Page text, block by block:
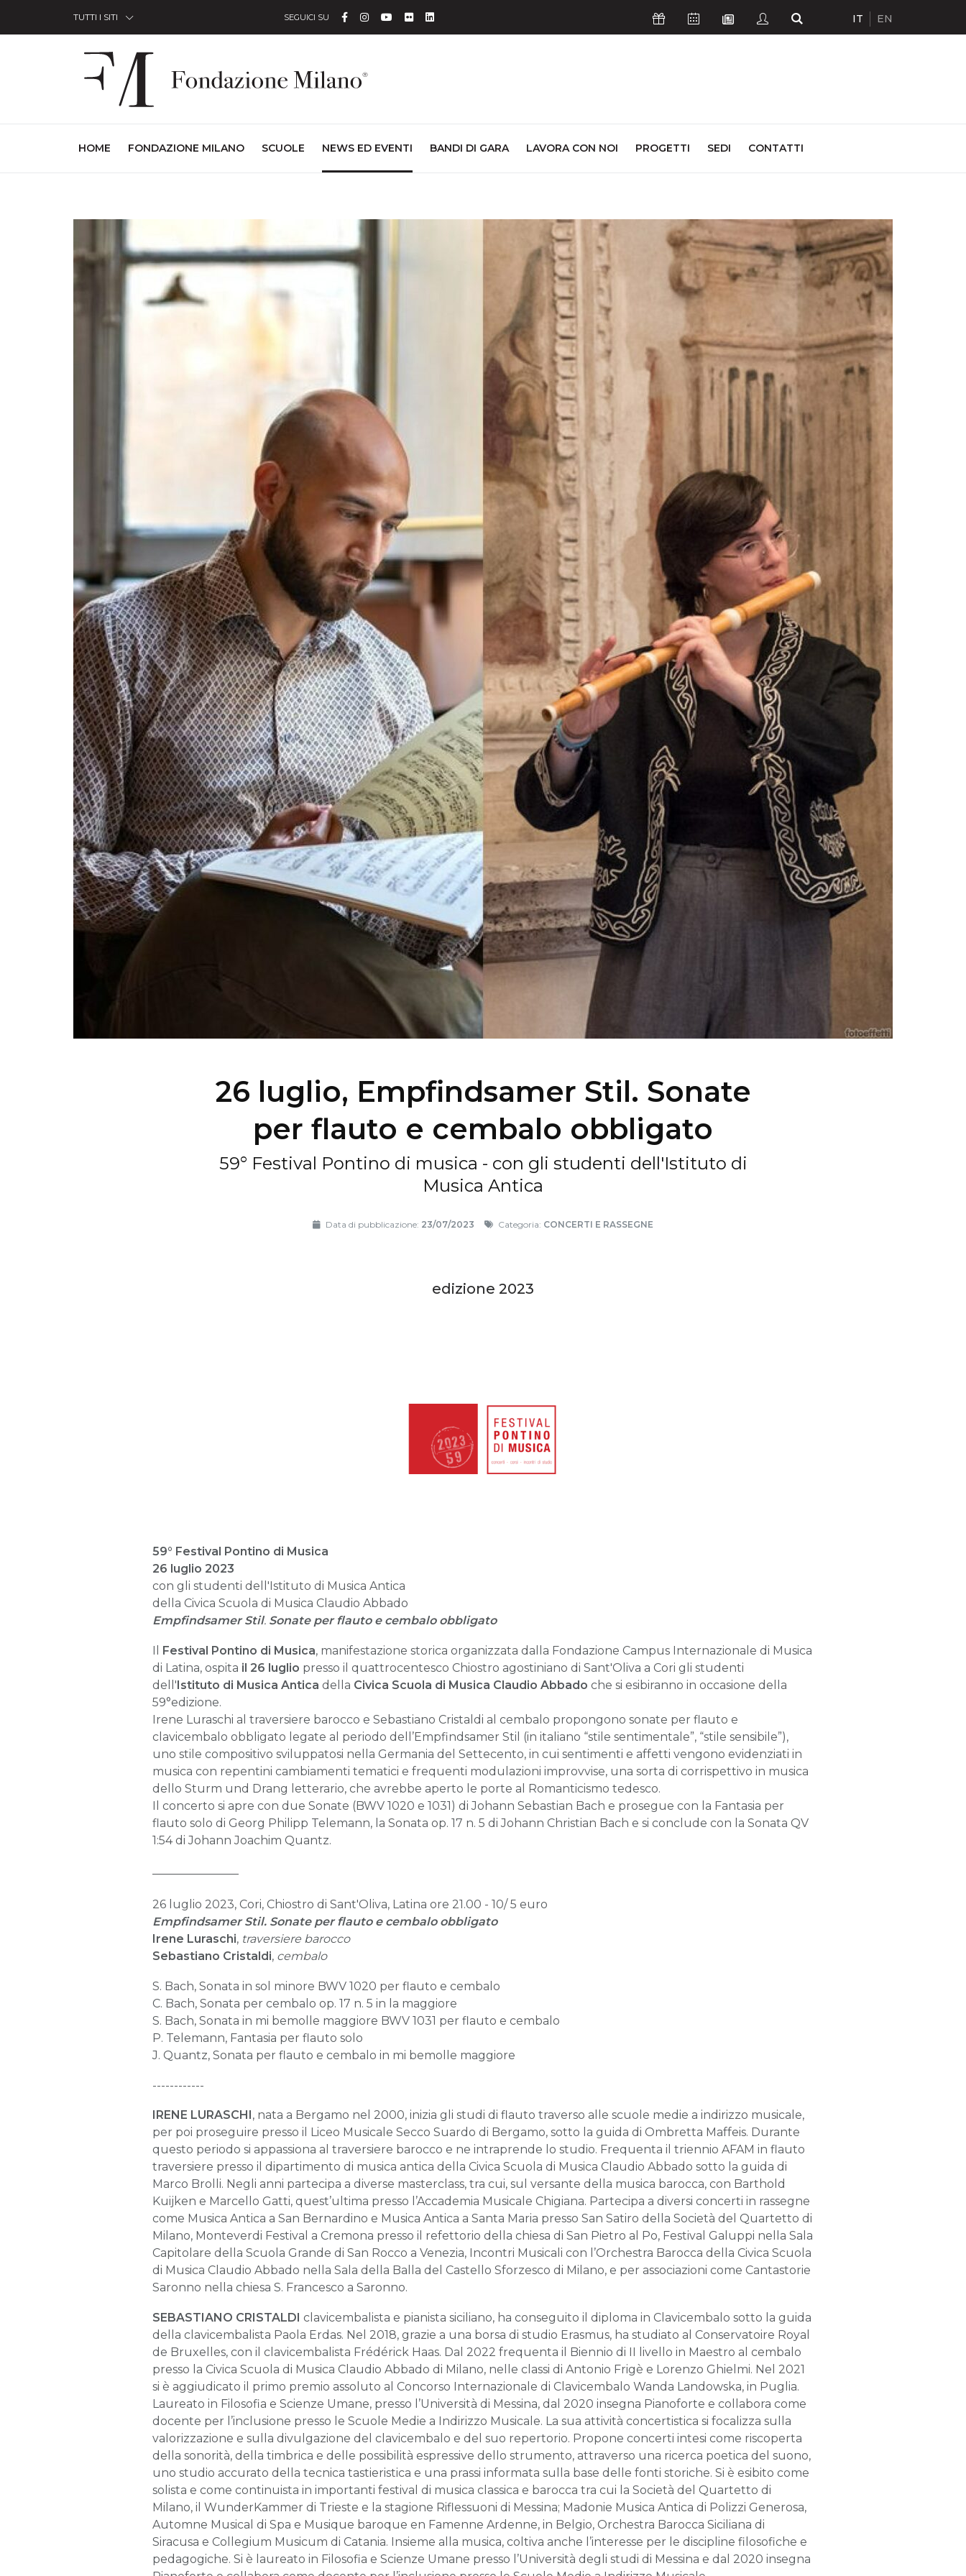
TUTTI I SITI SEGUICI SU Facebook
Instagram
YouTube
FlickrLinkedin Icona SostieniciIcona Calendario Eventi
Icona Newsletter
Icona StudentiIcona Cerca
IT EN
HOME (CURRENT)
FONDAZIONE MILANO SCUOLE NEWS ED EVENTI BANDI DI GARA LAVORA CON NOI PROGETTI SEDI CONTATTI
26 luglio, Empfindsamer Stil. Sonate
per flauto e cembalo obbligato
59° Festival Pontino di musica - con gli studenti dell'Istituto di
Musica Antica
Data di pubblicazione: 23/07/2023 Categoria: CONCERTI E RASSEGNE
edizione 2023
59° Festival Pontino di Musica
26 luglio 2023
con gli studenti dell'Istituto di Musica Antica
della Civica Scuola di Musica Claudio Abbado
Empfindsamer Stil. Sonate per flauto e cembalo obbligato
Il Festival Pontino di Musica, manifestazione storica organizzata dalla Fondazione Campus Internazionale di Musica
di Latina, ospita il 26 luglio presso il quattrocentesco Chiostro agostiniano di Sant'Oliva a Cori gli studenti
dell'Istituto di Musica Antica della Civica Scuola di Musica Claudio Abbado che si esibiranno in occasione della
59°edizione.
Irene Luraschi al traversiere barocco e Sebastiano Cristaldi al cembalo propongono sonate per flauto e
clavicembalo obbligato legate al periodo dell’Empfindsamer Stil (in italiano “stile sentimentale”, “stile sensibile”),
uno stile compositivo sviluppatosi nella Germania del Settecento, in cui sentimenti e affetti vengono evidenziati in
musica con repentini cambiamenti tematici e frequenti modulazioni improvvise, una sorta di corrispettivo in musica
dello Sturm und Drang letterario, che avrebbe aperto le porte al Romanticismo tedesco.
Il concerto si apre con due Sonate (BWV 1020 e 1031) di Johann Sebastian Bach e prosegue con la Fantasia per
flauto solo di Georg Philipp Telemann, la Sonata op. 17 n. 5 di Johann Christian Bach e si conclude con la Sonata QV
1:54 di Johann Joachim Quantz.
26 luglio 2023, Cori, Chiostro di Sant'Oliva, Latina ore 21.00 - 10/ 5 euro
Empfindsamer Stil. Sonate per flauto e cembalo obbligato
Irene Luraschi, traversiere barocco
Sebastiano Cristaldi, cembalo
S. Bach, Sonata in sol minore BWV 1020 per flauto e cembalo
C. Bach, Sonata per cembalo op. 17 n. 5 in la maggiore
S. Bach, Sonata in mi bemolle maggiore BWV 1031 per flauto e cembalo
P. Telemann, Fantasia per flauto solo
J. Quantz, Sonata per flauto e cembalo in mi bemolle maggiore
------------
IRENE LURASCHI, nata a Bergamo nel 2000, inizia gli studi di flauto traverso alle scuole medie a indirizzo musicale,
per poi proseguire presso il Liceo Musicale Secco Suardo di Bergamo, sotto la guida di Ombretta Maffeis. Durante
questo periodo si appassiona al traversiere barocco e ne intraprende lo studio. Frequenta il triennio AFAM in flauto
traversiere presso il dipartimento di musica antica della Civica Scuola di Musica Claudio Abbado sotto la guida di
Marco Brolli. Negli anni partecipa a diverse masterclass, tra cui, sul versante della musica barocca, con Barthold
Kuijken e Marcello Gatti, quest’ultima presso l’Accademia Musicale Chigiana. Partecipa a diversi concerti in rassegne
come Musica Antica a San Bernardino e Musica Antica a Santa Maria presso San Satiro della Società del Quartetto di
Milano, Monteverdi Festival a Cremona presso il refettorio della chiesa di San Pietro al Po, Festival Galuppi nella Sala
Capitolare della Scuola Grande di San Rocco a Venezia, Incontri Musicali con l’Orchestra Barocca della Civica Scuola
di Musica Claudio Abbado nella Sala della Balla del Castello Sforzesco di Milano, e per associazioni come Cantastorie
Saronno nella chiesa S. Francesco a Saronno.
SEBASTIANO CRISTALDI clavicembalista e pianista siciliano, ha conseguito il diploma in Clavicembalo sotto la guida
della clavicembalista Paola Erdas. Nel 2018, grazie a una borsa di studio Erasmus, ha studiato al Conservatoire Royal
de Bruxelles, con il clavicembalista Frédérick Haas. Dal 2022 frequenta il Biennio di II livello in Maestro al cembalo
presso la Civica Scuola di Musica Claudio Abbado di Milano, nelle classi di Antonio Frigè e Lorenzo Ghielmi. Nel 2021
si è aggiudicato il primo premio assoluto al Concorso Internazionale di Clavicembalo Wanda Landowska, in Puglia.
Laureato in Filosofia e Scienze Umane, presso l’Università di Messina, dal 2020 insegna Pianoforte e collabora come
docente per l’inclusione presso le Scuole Medie a Indirizzo Musicale. La sua attività concertistica si focalizza sulla
valorizzazione e sulla divulgazione del clavicembalo e del suo repertorio. Propone concerti intesi come riscoperta
della sonorità, della timbrica e delle possibilità espressive dello strumento, attraverso una ricerca poetica del suono,
uno studio accurato della tecnica tastieristica e una prassi informata sulla base delle fonti storiche. Si è esibito come
solista e come continuista in importanti festival di musica classica e barocca tra cui la Società del Quartetto di
Milano, il WunderKammer di Trieste e la stagione Riflessuoni di Messina; Madonie Musica Antica di Polizzi Generosa,
Automne Musical di Spa e Musique baroque en Famenne Ardenne, in Belgio, Orchestra Barocca Siciliana di
Siracusa e Collegium Musicum di Catania. Insieme alla musica, coltiva anche l’interesse per le discipline filosofiche e
pedagogiche. Si è laureato in Filosofia e Scienze Umane presso l’Università degli studi di Messina e dal 2020 insegna